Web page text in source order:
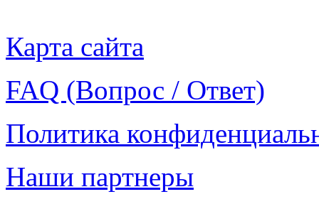
Карта сайта
FAQ (Вопрос / Ответ)
Политика
Наши партнеры